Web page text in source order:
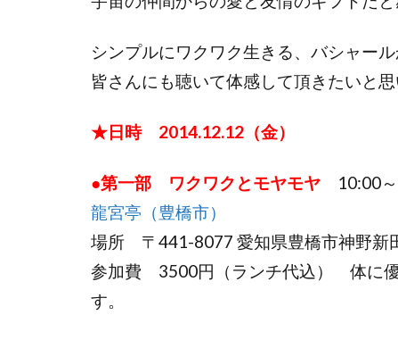
シンプルにワクワク生きる、バシャール
皆さんにも聴いて体感して頂きたいと思
★日時 2014.12.12（金）
●第一部 ワクワクとモヤモヤ 10:00
龍宮亭（豊橋市）
場所 〒441-8077 愛知県豊橋市神野
参加費 3500円（ランチ代込） 体に優
す。